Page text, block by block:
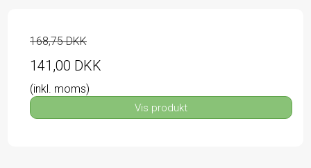
168,75 DKK
141,00 DKK
(inkl. moms)
Vis produkt